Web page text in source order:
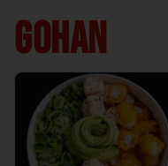
GOHAN